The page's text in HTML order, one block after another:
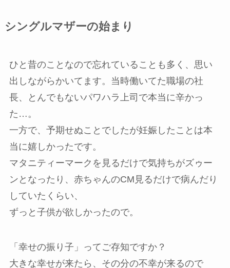
シングルマザーの始まり
ひと昔のことなので忘れていることも多く、思い
出しながらかいてます。当時働いてた職場の社
長、とんでもないパワハラ上司で本当に辛かっ
た…。
一方で、予期せぬことでしたが妊娠したことは本
当に嬉しかったです。
マタニティーマークを見るだけで気持ちがズゥー
ンとなったり、赤ちゃんのCM見るだけで病んだり
していたくらい、
ずっと子供が欲しかったので。
「幸せの振り子」ってご存知ですか？
大きな幸せが来たら、その分の不幸が来るので